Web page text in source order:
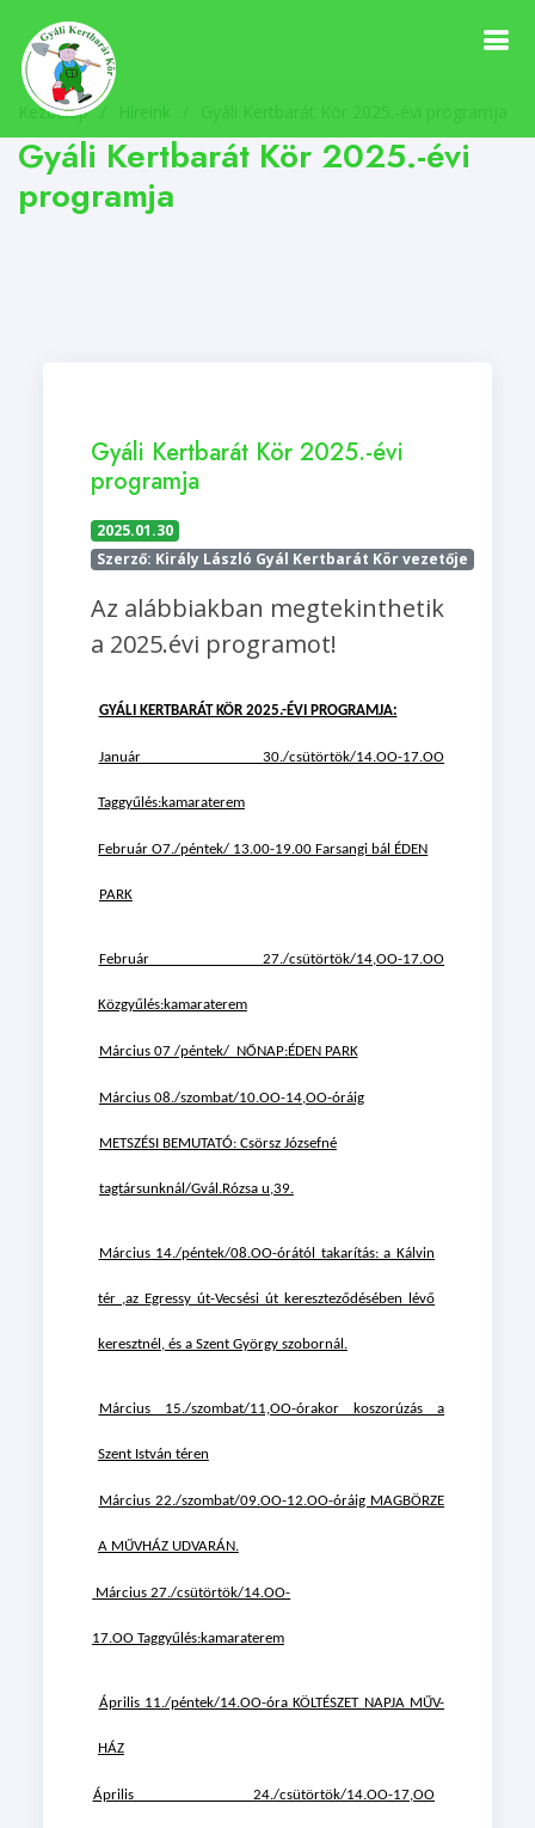
Kezdőlap Híreink
Gyáli Kertbarát Kör 2025.-évi
programja
Gyáli Kertbarát Kör 2025.-évi
programja
2025.01.30
Szerző: Király László Gyál Kertbarát Kör vezetője
Az alábbiakban megtekinthetik
a 2025.évi programot!
GYÁLI KERTBARÁT KÖR 2025.-ÉVI PROGRAMJA:
Január 30./csütörtök/14.OO-17.OO
Taggyűlés:kamaraterem
Február O7./péntek/ 13.00-19.00 Farsangi bál ÉDEN
PARK
Február 27./csütörtök/14,OO-17.OO
Közgyűlés:kamaraterem
Március 07 /péntek/ NŐNAP:ÉDEN PARK
Március 08./szombat/10.OO-14,OO-óráig
METSZÉSI BEMUTATÓ: Csörsz Józsefné
tagtársunknál/Gvál.Rózsa u,39.
Március 14./péntek/08.OO-órától takarítás: a Kálvin
tér ,az Egressy út-Vecsési út kereszteződésében lévő
keresztnél, és a Szent György szobornál.
Március 15./szombat/11,OO-órakor koszorúzás a
Szent István téren
Március 22./szombat/09.OO-12.OO-óráig MAGBÖRZE
A MŰVHÁZ UDVARÁN.
Március 27./csütörtök/14.OO-
17.OO Taggyűlés:kamaraterem
Április 11./péntek/14.OO-óra KÖLTÉSZET NAPJA MŰV-
HÁZ
Április 24./csütörtök/14.OO-17,OO